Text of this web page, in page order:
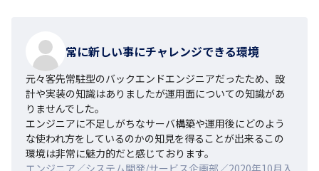
常に新しい事にチャレンジできる環境
元々客先常駐型のバックエンドエンジニアだったため、設
計や実装の知識はありましたが運用面についての知識があ
りませんでした。
エンジニアに不足しがちなサーバ構築や運用後にどのよう
な使われ方をしているのかの知見を得ることが出来るこの
環境は非常に魅力的だと感じております。
エンジニア／システム開発/サービス企画部／2020年10月入